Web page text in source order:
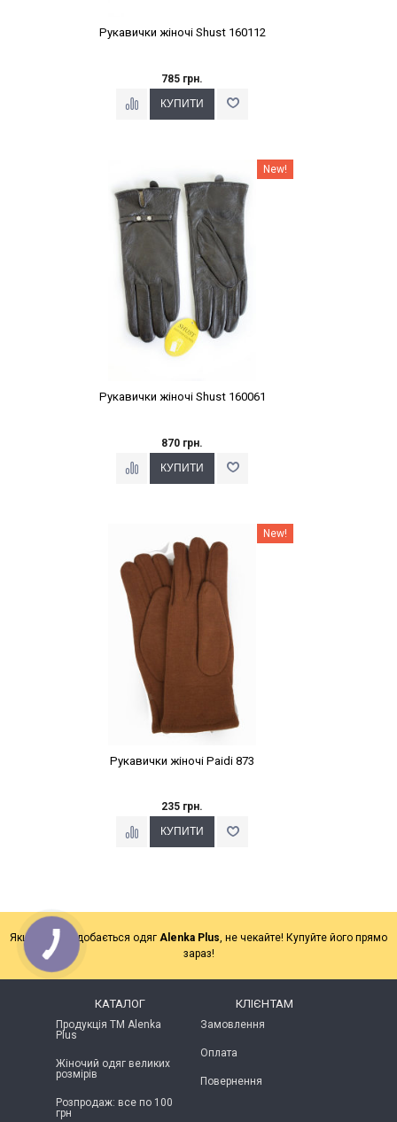
Рукавички жіночі Shust 160112
785 грн.
New!
Рукавички жіночі Shust 160061
870 грн.
New!
Рукавички жіночі Paidi 873
235 грн.
Якщо Вам подобається одяг Alenka Plus, не чекайте! Купуйте його прямо
зараз!
КАТАЛОГ
Продукція ТМ Alenka
Plus
Жіночий одяг великих
розмірів
Розпродаж: все по 100
грн
КЛІЄНТАМ
Замовлення
Оплата
Повернення